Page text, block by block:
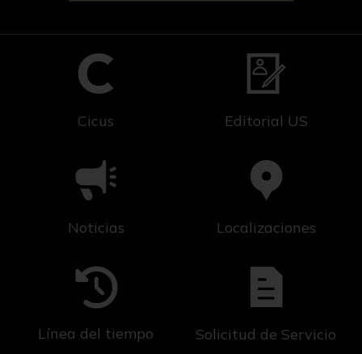
Cicus Editorial US
Noticias Localizaciones
Línea del tiempo Solicitud de Servicio